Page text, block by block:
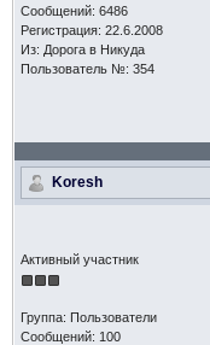
Сообщений: 6486
Регистрация: 22.6.2008
Из: Дорога в Никуда
Пользователь №: 354
Koresh
Активный участник
Группа: Пользователи
Сообщений: 100